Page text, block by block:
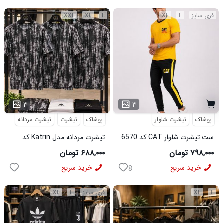
L
XL
XXL
۳
پوشاک تیشرت تیشرت مردانه
تیشرت مردانه مدل Katrin کد
6579
۶۸۸,۰۰۰ تومان
خرید سریع
فری سایز L
XL
۳
پوشاک تیشرت شلوار
ست تیشرت شلوار CAT کد 6570
۷۹۸,۰۰۰ تومان
خرید سریع 8
فری سایز L
XL L
XL